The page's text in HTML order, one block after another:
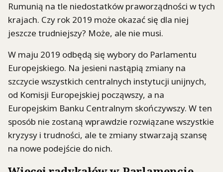
Rumunią na tle niedostatków praworządności w tych
krajach. Czy rok 2019 może okazać się dla niej
jeszcze trudniejszy? Może, ale nie musi.
W maju 2019 odbędą się wybory do Parlamentu
Europejskiego. Na jesieni nastąpią zmiany na
szczycie wszystkich centralnych instytucji unijnych,
od Komisji Europejskiej począwszy, a na
Europejskim Banku Centralnym skończywszy. W ten
sposób nie zostaną wprawdzie rozwiązane wszystkie
kryzysy i trudności, ale te zmiany stwarzają szansę
na nowe podejście do nich.